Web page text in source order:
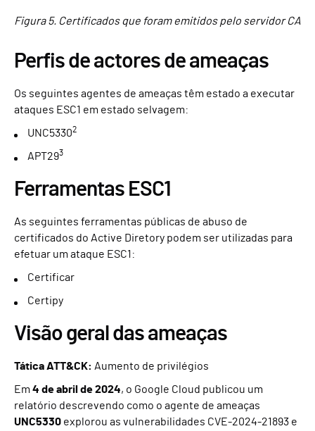
Figura 5. Certificados que foram emitidos pelo servidor CA
Perfis de actores de ameaças
Os seguintes agentes de ameaças têm estado a executar
ataques ESC1 em estado selvagem:
UNC53302
APT293
Ferramentas ESC1
As seguintes ferramentas públicas de abuso de
certificados do Active Diretory podem ser utilizadas para
efetuar um ataque ESC1:
Certificar
Certipy
Visão geral das ameaças
Tática ATT&CK: Aumento de privilégios
Em 4 de abril de 2024, o Google Cloud publicou um
relatório descrevendo como o agente de ameaças
UNC5330 explorou as vulnerabilidades CVE-2024-21893 e